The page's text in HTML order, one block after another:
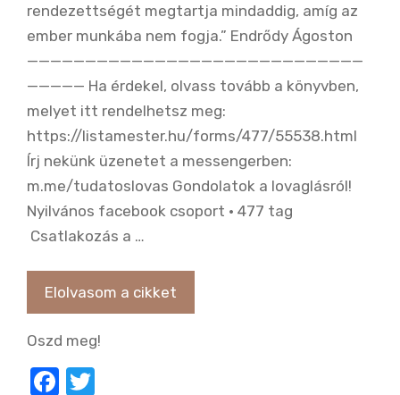
rendezettségét megtartja mindaddig, amíg az
ember munkába nem fogja.” Endrődy Ágoston
—————————————————————————————
————— Ha érdekel, olvass tovább a könyvben,
melyet itt rendelhetsz meg:
https://listamester.hu/forms/477/55538.html
Írj nekünk üzenetet a messengerben:
m.me/tudatoslovas Gondolatok a lovaglásról!
Nyilvános facebook csoport · 477 tag
Csatlakozás a …
Elolvasom a cikket
Oszd meg!
F